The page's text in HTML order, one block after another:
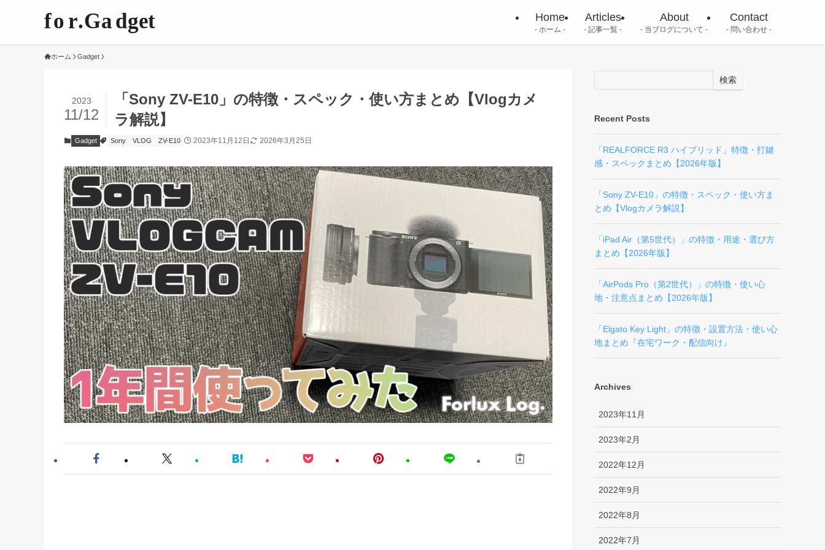
Home
ホーム
Articles
記事一覧
About
当ブログについて
Contact
問い合わせ
ホーム Gadget
「Sony ZV-E10」の特徴・スペック・使い方まとめ【Vlogカメ
ラ解説】
2023
11/12
Gadget Sony VLOG ZV-E10 2023年11月12日 2026年3月25日
検索
Recent Posts
「REALFORCE R3 ハイブリッド」特徴・打鍵
感・スペックまとめ【2026年版】
「Sony ZV-E10」の特徴・スペック・使い方ま
とめ【Vlogカメラ解説】
「iPad Air（第5世代）」の特徴・用途・選び方
まとめ【2026年版】
「AirPods Pro（第2世代）」の特徴・使い心
地・注意点まとめ【2026年版】
「Elgato Key Light」の特徴・設置方法・使い心
地まとめ『在宅ワーク・配信向け』
Archives
2023年11月
2023年2月
2022年12月
2022年9月
2022年8月
2022年7月